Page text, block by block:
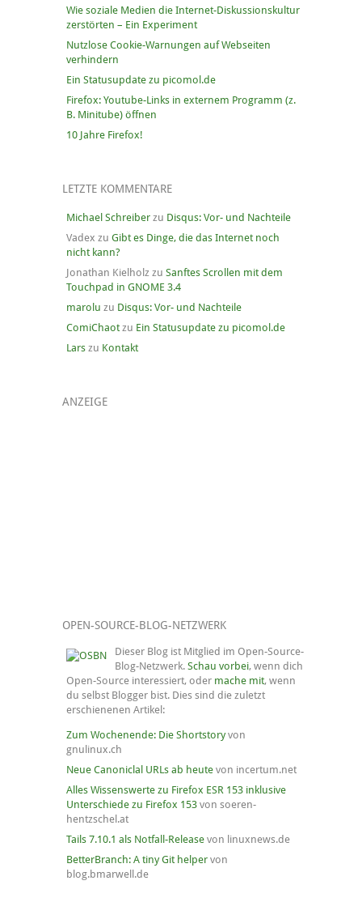
Wie soziale Medien die Internet-Diskussionskultur
zerstörten – Ein Experiment
Nutzlose Cookie-Warnungen auf Webseiten
verhindern
Ein Statusupdate zu picomol.de
Firefox: Youtube-Links in externem Programm (z.
B. Minitube) öffnen
10 Jahre Firefox!
LETZTE KOMMENTARE
Michael Schreiberzu Disqus: Vor- und Nachteile
Vadex zu Gibt es Dinge, die das Internet noch
nicht kann?
Jonathan Kielholz zu Sanftes Scrollen mit dem
Touchpad in GNOME 3.4
marolu zu Disqus: Vor- und Nachteile
ComiChaotzu Ein Statusupdate zu picomol.de
Larszu Kontakt
ANZEIGE
OPEN-SOURCE-BLOG-NETZWERK
Dieser Blog ist Mitglied im Open-Source-
Blog-Netzwerk. Schau vorbei, wenn dich
Open-Source interessiert, oder mache mit, wenn
du selbst Blogger bist. Dies sind die zuletzt
erschienenen Artikel:
Zum Wochenende: Die Shortstoryvon
gnulinux.ch
Neue Canoniclal URLs ab heutevon incertum.net
Alles Wissenswerte zu Firefox ESR 153 inklusive
Unterschiede zu Firefox 153von soeren-
hentzschel.at
Tails 7.10.1 als Notfall-Releasevon linuxnews.de
BetterBranch: A tiny Git helpervon
blog.bmarwell.de